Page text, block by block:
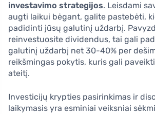
investavimo strategijos. Leisdami
augti laikui bėgant, galite pastebėti,
padidinti jūsų galutinį uždarbį.
reinvestuosite dividendus, tai gali
galutinį uždarbį net 30-40% per
reikšmingas pokytis, kuris gali
ateitį.
Investicijų krypties pasirinkimas ir
laikymasis yra esminiai veiksniai